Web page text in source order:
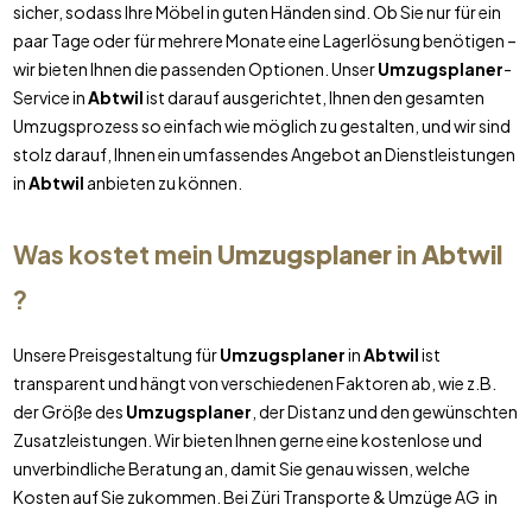
sicher, sodass Ihre Möbel in guten Händen sind. Ob Sie nur für ein
paar Tage oder für mehrere Monate eine Lagerlösung benötigen –
wir bieten Ihnen die passenden Optionen. UnserUmzugsplaner-
Service inAbtwilist darauf ausgerichtet, Ihnen den gesamten
Umzugsprozess so einfach wie möglich zu gestalten, und wir sind
stolz darauf, Ihnen ein umfassendes Angebot an Dienstleistungen
inAbtwil anbieten zu können.
Was kostet mein UmzugsplanerinAbtwil
?
Unsere Preisgestaltung fürUmzugsplanerinAbtwilist
transparent und hängt von verschiedenen Faktoren ab, wie z.B.
der Größe des Umzugsplaner , der Distanz und den gewünschten
Zusatzleistungen. Wir bieten Ihnen gerne eine kostenlose und
unverbindliche Beratung an, damit Sie genau wissen, welche
Kosten auf Sie zukommen. Bei Züri Transporte & Umzüge AG in